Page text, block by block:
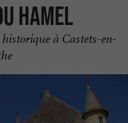
Hamel
à Castets-en-